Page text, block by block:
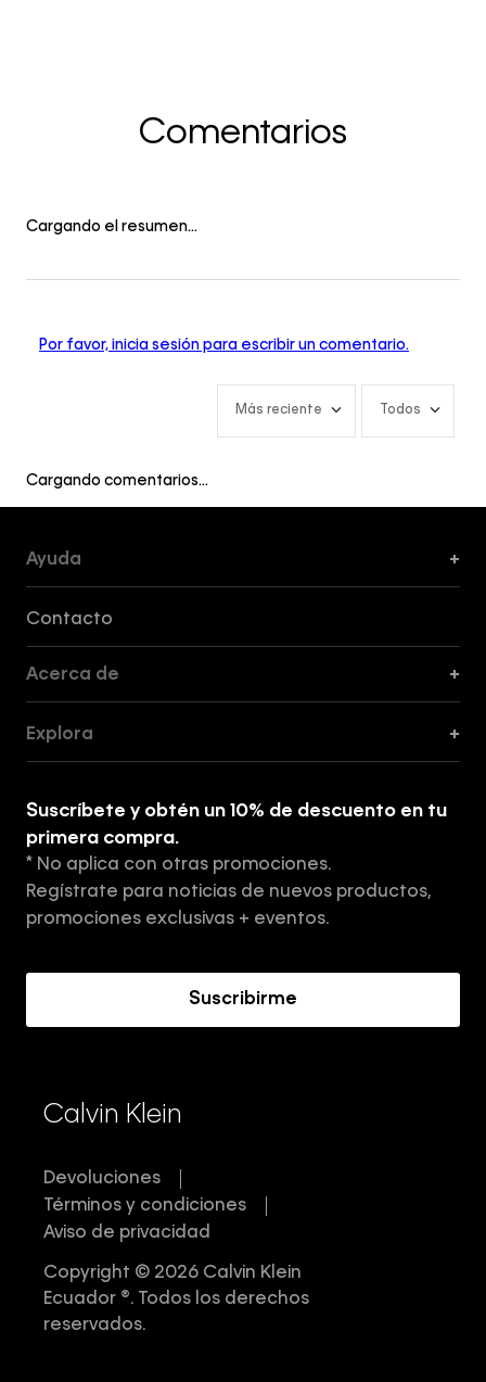
Comentarios
Cargando el resumen…
Por favor, inicia sesión para escribir un comentario.
Más reciente Todos
Cargando comentarios…
Ayuda +
Contacto
Acerca de +
Tiendas
Aviso de privacidad
Términos y Condiciones
Explora +
Suscríbete y obtén un 10% de descuento en tu
primera compra.
* No aplica con otras promociones.
Regístrate para noticias de nuevos productos,
promociones exclusivas + eventos.
Suscribirme
Calvin Klein
Devoluciones
Términos y condiciones
Aviso de privacidad
Copyright © 2026 Calvin Klein
Ecuador ®. Todos los derechos
reservados.